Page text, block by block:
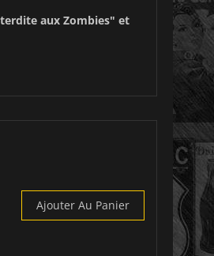
aux Zombies" et
Ajouter Au Panier